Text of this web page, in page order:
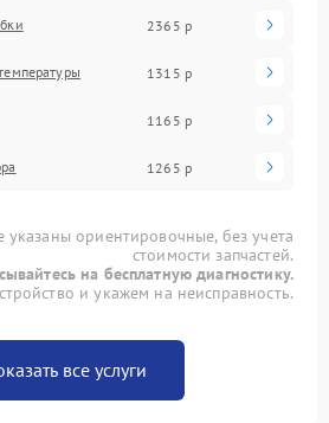
2365 р
1315 р
1165 р
1265 р
указаны ориентировочные, без учета
стоимости запчастей.
на бесплатную диагностику.
и укажем на неисправность.
все услуги